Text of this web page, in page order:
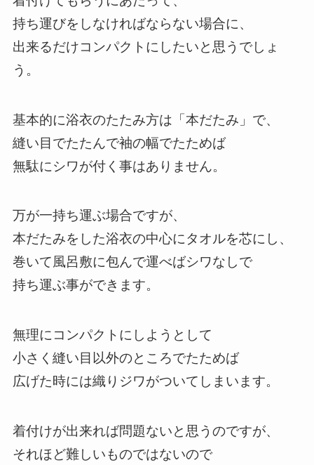
持ち運びをしなければならない場合に、
出来るだけコンパクトにしたいと思うでしょ
う。
基本的に浴衣のたたみ方は「本だたみ」で、
縫い目でたたんで袖の幅でたためば
無駄にシワが付く事はありません。
万が一持ち運ぶ場合ですが、
本だたみをした浴衣の中心にタオルを芯にし、
巻いて風呂敷に包んで運べばシワなしで
持ち運ぶ事ができます。
無理にコンパクトにしようとして
小さく縫い目以外のところでたためば
広げた時には織りジワがついてしまいます。
着付けが出来れば問題ないと思うのですが、
それほど難しいものではないので